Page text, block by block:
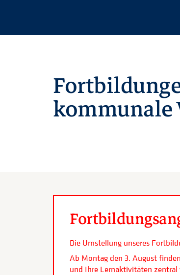
kommunale
Die Umstellung unseres
Ab Montag den 3. August
und Ihre Lernaktivitäten